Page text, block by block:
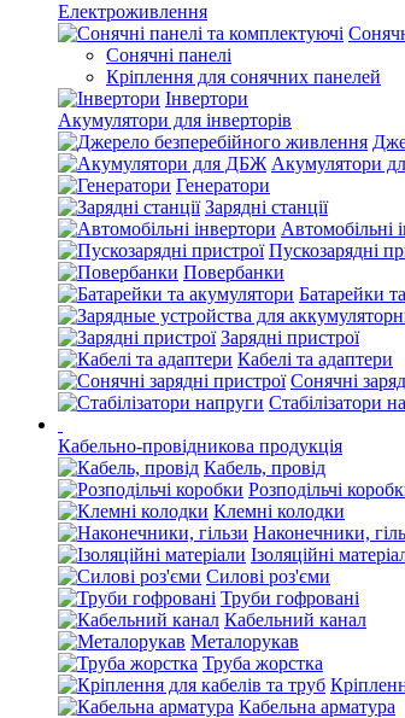
Електроживлення
Сонячні панелі
Кріплення для сонячних панелей
Інвертори
Акумулятори для інверторів
Акумулятори
Генератори
Зарядні станції
Автомобільні
Пускозарядні
Повербанки
Батарейки
Зарядні пристрої
Кабелі та адаптери
Сонячні
Стабілізатори
Кабельно-провідникова продукція
Кабель, провід
Розподільчі
Клемні колодки
Наконечники,
Ізоляційні
Силові роз'єми
Труби гофровані
Кабельний канал
Металорукав
Труба жорстка
Кабельна арматура